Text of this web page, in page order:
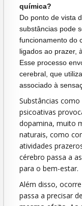
química?
Do ponto de vista
substâncias pode
funcionamento do
ligados ao prazer,
Esse processo
cerebral, que
associado à
Substâncias
psicoativas
dopamina, muito
naturais, como
atividades
cérebro passa a
para o bem-estar.
Além disso,
passa a precisar